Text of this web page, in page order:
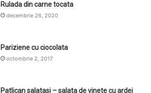
Rulada din carne tocata
decembrie 26, 2020
Pariziene cu ciocolata
octombrie 2, 2017
Patlican salatasi – salata de vinete cu ardei